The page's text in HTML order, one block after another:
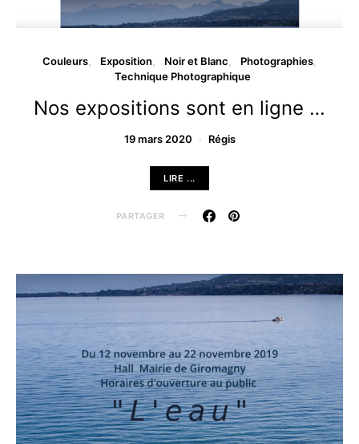
Couleurs Exposition Noir et Blanc
Photographies
Technique Photographique
Nos expositions sont en ligne …
19 mars 2020 Régis
LIRE ...
PARTAGER